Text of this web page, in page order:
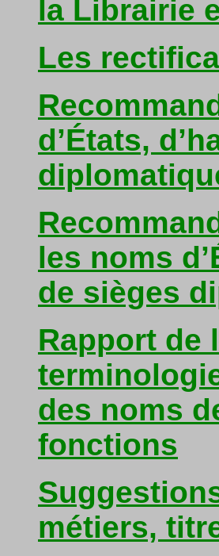
la Librairie
Les
d’États,
les noms
de sièges
Rapport de
des noms
fonctions
métiers,